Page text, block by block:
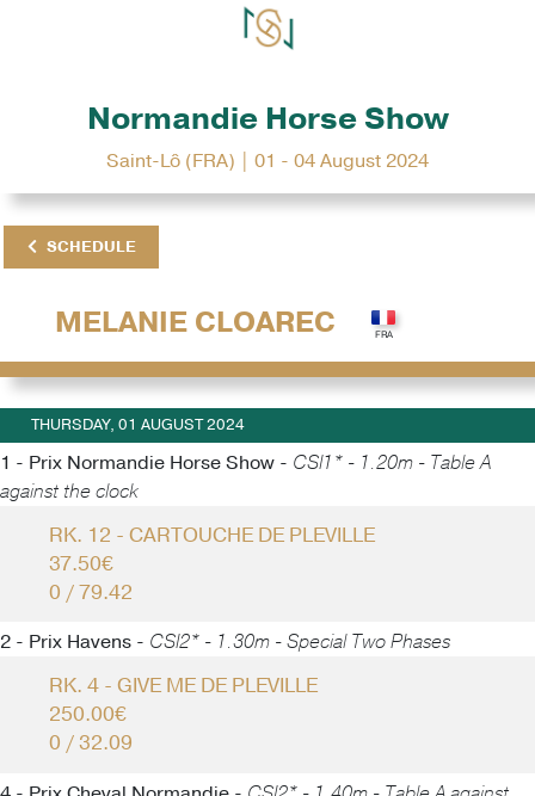
Normandie Horse Show
Saint-Lô (FRA) | 01 - 04 August 2024
SCHEDULE
MELANIE CLOAREC
THURSDAY, 01 AUGUST 2024
1 - Prix Normandie Horse Show - CSI1* - 1.20m - Table A
against the clock
RK. 12 - CARTOUCHE DE PLEVILLE
37.50€
0 / 79.42
2 - Prix Havens - CSI2* - 1.30m - Special Two Phases
RK. 4 - GIVE ME DE PLEVILLE
250.00€
0 / 32.09